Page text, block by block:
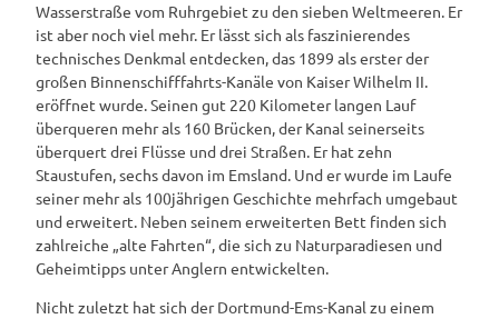
Wasserstraße vom Ruhrgebiet zu den sieben Weltmeeren. Er
ist aber noch viel mehr. Er lässt sich als faszinierendes
technisches Denkmal entdecken, das 1899 als erster der
großen Binnenschifffahrts-Kanäle von Kaiser Wilhelm II.
eröffnet wurde. Seinen gut 220 Kilometer langen Lauf
überqueren mehr als 160 Brücken, der Kanal seinerseits
überquert drei Flüsse und drei Straßen. Er hat zehn
Staustufen, sechs davon im Emsland. Und er wurde im Laufe
seiner mehr als 100jährigen Geschichte mehrfach umgebaut
und erweitert. Neben seinem erweiterten Bett finden sich
zahlreiche „alte Fahrten“, die sich zu Naturparadiesen und
Geheimtipps unter Anglern entwickelten.
Nicht zuletzt hat sich der Dortmund-Ems-Kanal zu einem